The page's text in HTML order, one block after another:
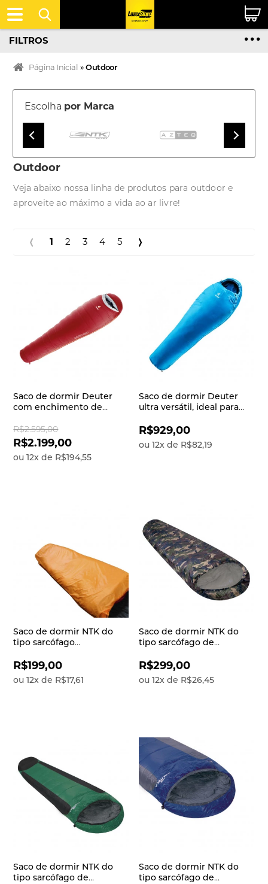
Página Inicial » Outdoor
Escolha por Marca
FILTROS
Outdoor
Veja abaixo nossa linha de produtos para outdoor e
aproveite ao máximo a vida ao ar livre!
1 2 3 4 5
Saco de dormir Deuter
com enchimento de
garante isolamento e
capacidade de
compactação superior
Astro
R$2.595,00
R$2.199,00
ou12x de R$194,55
Saco de dormir Deuter
ultra versátil, ideal para
principalmente
durabilidade e facilidade
de manutenção Orbit
R$929,00
ou 12xde R$82,19
Saco de dormir NTK do
tipo sarcófago
temperaturas 5°C à 8°C
super leve e compacto
com capuz Micron X-Li
R$199,00
ou12x de R$17,61
Saco de dormir NTK do
tipo sarcófago de
do estilo militar com bolsa
de transporte Milik
R$299,00
ou 12xde R$26,45
Saco de dormir NTK do
tipo sarcófago de
Saco de dormir NTK do
tipo sarcófago de